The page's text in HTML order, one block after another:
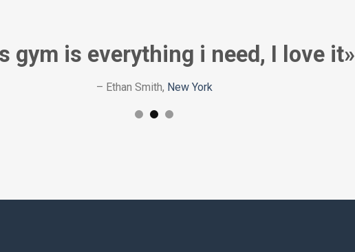
gym is everything i need, I love it»
– Ethan Smith, New York